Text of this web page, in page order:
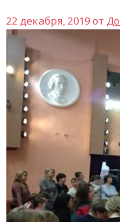
22 декабря, 2019 от